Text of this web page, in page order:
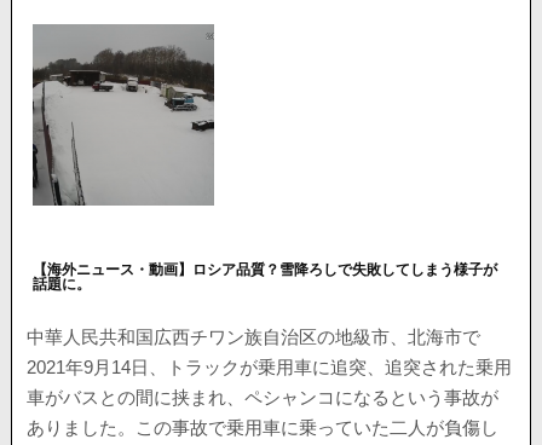
【海外ニュース・動画】ロシア品質？雪降ろしで失敗してしまう様子が
話題に。
中華人民共和国広西チワン族自治区の地級市、北海市で
2021年9月14日、トラックが乗用車に追突、追突された乗用
車がバスとの間に挟まれ、ペシャンコになるという事故が
ありました。この事故で乗用車に乗っていた二人が負傷し